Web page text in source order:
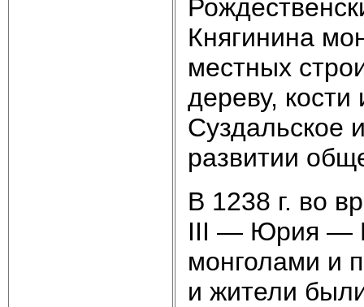
Княгинина
местных
дереву,
Суздальское
развитии
В 1238 г. во
III — Юрия —
монголами и
и жители